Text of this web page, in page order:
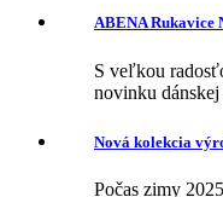
ABENA Rukavice
S veľkou
novinku
Nová kolekcia
Počas zimy